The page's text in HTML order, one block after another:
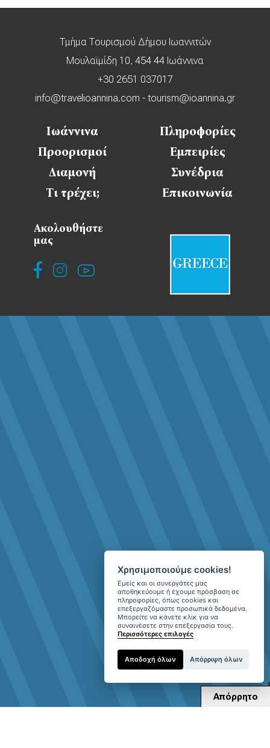
Απόρρητο
Τμήμα Τουρισμού Δήμου Ιωαννιτών
Μουλαϊμίδη 10, 454 44 Ιωάννινα
+30 2651 037017
info@travelioannina.com - tourism@ioannina.gr
Ιωάννινα
Πληροφορίες
Προορισμοί
Εμπειρίες
Διαμονή
Συνέδρια
Τι τρέχει;
Επικοινωνία
Ακολουθήστε
μας
Χρησιμοποιούμε cookies!
Εμείς και οι συνεργάτες μας
αποθηκεύουμε ή έχουμε πρόσβαση σε
πληροφορίες, όπως cookies και
επεξεργαζόμαστε προσωπικά δεδομένα.
Μπορείτε να κάνετε κλικ για να
συναινέσετε στην επεξεργασία τους.
Περισσότερες επιλογές
Αποδοχή όλων Απόρριψη όλων